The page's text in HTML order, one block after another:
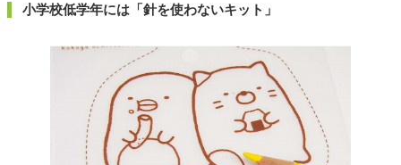
小学校低学年には「針を使わないキット」